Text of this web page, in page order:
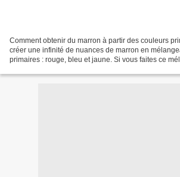
Comment obtenir du marron à partir des couleurs
créer une infinité de nuances de marron en
primaires : rouge, bleu et jaune. Si vous faites ce